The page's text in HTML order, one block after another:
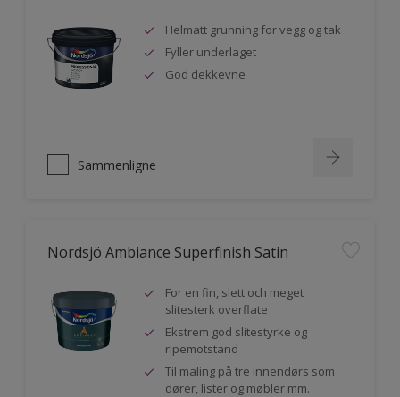
Helmatt grunning for vegg og tak
Fyller underlaget
God dekkevne
Sammenligne
Nordsjö Ambiance Superfinish Satin
For en fin, slett och meget
slitesterk overflate
Ekstrem god slitestyrke og
ripemotstand
Til maling på tre innendørs som
dører, lister og møbler mm.